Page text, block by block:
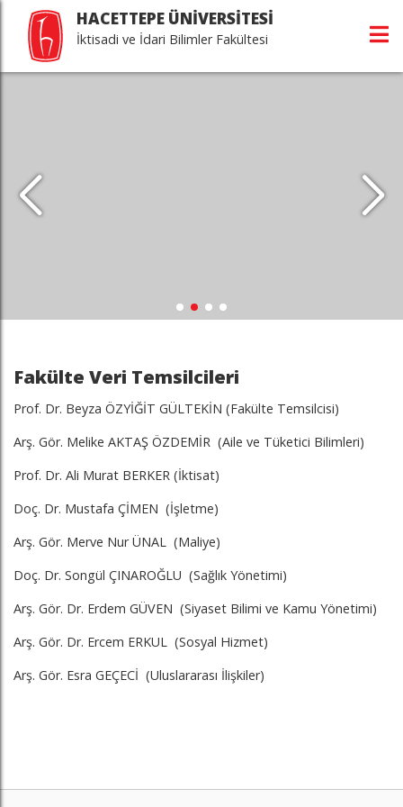
HACETTEPE ÜNİVERSİTESİ
İktisadi ve İdari Bilimler Fakültesi
Fakülte Veri Temsilcileri
Prof. Dr. Beyza ÖZYİĞİT GÜLTEKİN (Fakülte Temsilcisi)
Arş. Gör. Melike AKTAŞ ÖZDEMİR (Aile ve Tüketici Bilimleri)
Prof. Dr. Ali Murat BERKER (İktisat)
Doç. Dr. Mustafa ÇİMEN (İşletme)
Arş. Gör. Merve Nur ÜNAL (Maliye)
Doç. Dr. Songül ÇINAROĞLU (Sağlık Yönetimi)
Arş. Gör. Dr. Erdem GÜVEN (Siyaset Bilimi ve Kamu Yönetimi)
Arş. Gör. Dr. Ercem ERKUL (Sosyal Hizmet)
Arş. Gör. Esra GEÇECİ (Uluslararası İlişkiler)